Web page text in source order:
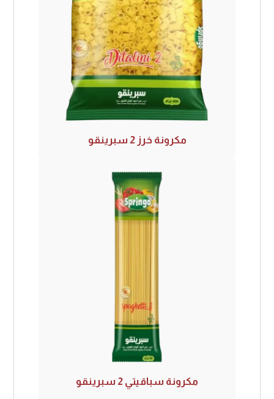
مكرونة خرز 2 سبرينقو
مكرونة سباقيتي 2 سبرينقو